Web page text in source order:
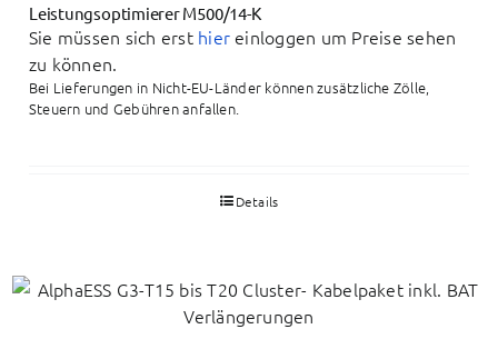
Leistungsoptimierer M500/14-K
Sie müssen sich erst hier einloggen um Preise sehen
zu können.
Bei Lieferungen in Nicht-EU-Länder können zusätzliche Zölle,
Steuern und Gebühren anfallen.
Details